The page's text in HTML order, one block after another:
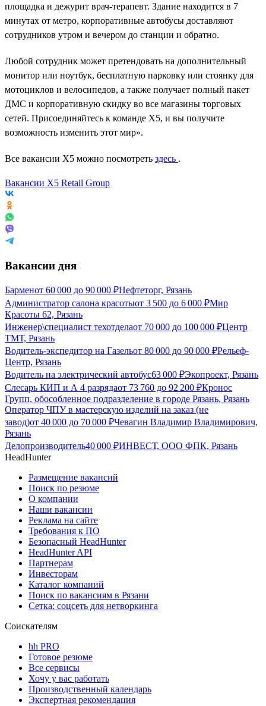
площадка и дежурит врач-терапевт. Здание находится в 7
минутах от метро, корпоративные автобусы доставляют
сотрудников утром и вечером до станции и обратно.
Любой сотрудник может претендовать на дополнительный
монитор или ноутбук, бесплатную парковку или стоянку для
мотоциклов и велосипедов, а также получает полный пакет
ДМС и корпоративную скидку во все магазины торговых
сетей. Присоединяйтесь к команде X5, и вы получите
возможность изменить этот мир».
Все вакансии X5 можно посмотреть здесь .
Вакансии X5 Retail Group
Вакансии дня
Барменот 60 000 до 90 000 ₽Нефтеторг, Рязань
Администратор салона красотыот 3 500 до 6 000 ₽Мир
Красоты 62, Рязань
Инженер\специалист техотделаот 70 000 до 100 000 ₽Центр
ТМТ, Рязань
Водитель-экспедитор на Газельот 80 000 до 90 000 ₽Рельеф-
Центр, Рязань
Водитель на электрический автобус63 000 ₽Экопроект, Рязань
Слесарь КИП и А 4 разрядаот 73 760 до 92 200 ₽Кронос
Групп, обособленное подразделение в городе Рязань, Рязань
Оператор ЧПУ в мастерскую изделий на заказ (не
завод)от 40 000 до 70 000 ₽Чевагин Владимир Владимирович,
Рязань
Делопроизводитель40 000 ₽ИНВЕСТ, ООО ФПК, Рязань
HeadHunter
Размещение вакансий
Поиск по резюме
О компании
Наши вакансии
Реклама на сайте
Требования к ПО
Безопасный HeadHunter
HeadHunter API
Партнерам
Инвесторам
Каталог компаний
Поиск по вакансиям в Рязани
Сетка: соцсеть для нетворкинга
Соискателям
hh PRO
Готовое резюме
Все сервисы
Хочу у вас работать
Производственный календарь
Экспертная рекомендация